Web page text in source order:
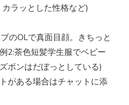
カラッとした性格など)
のOLで真面目顔。きちっと
2:茶色短髪学生服でベビー
ボンはだぼっとしている)
がある場合はチャットに添